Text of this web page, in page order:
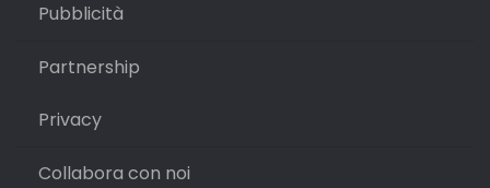
Pubblicità
Partnership
Privacy
Collabora con noi